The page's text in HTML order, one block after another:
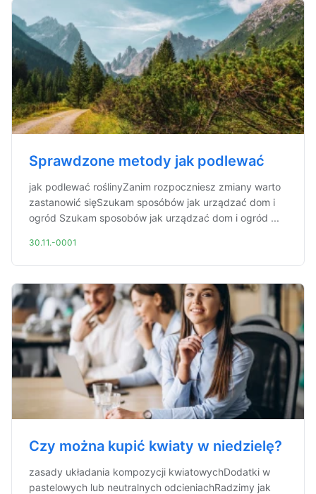
Sprawdzone metody jak podlewać
jak podlewać roślinyZanim rozpoczniesz zmiany warto
zastanowić sięSzukam sposóbów jak urządzać dom i
ogród Szukam sposobów jak urządzać dom i ogród ...
30.11.-0001
Czy można kupić kwiaty w niedzielę?
zasady układania kompozycji kwiatowychDodatki w
pastelowych lub neutralnych odcieniachRadzimy jak